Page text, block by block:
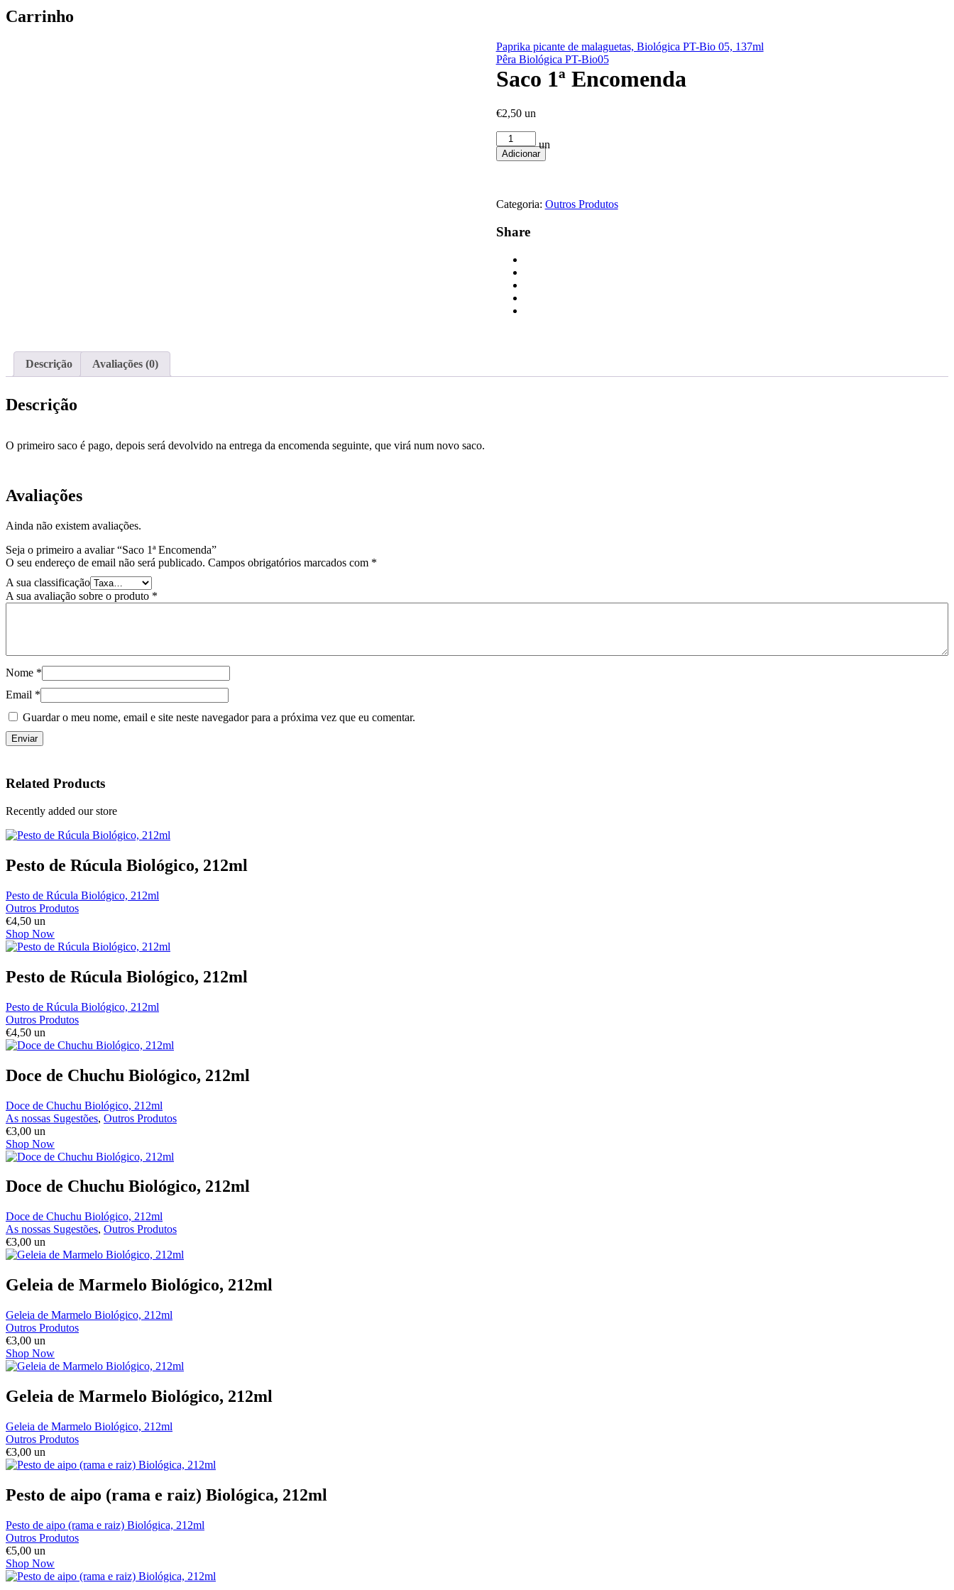
Carrinho
Paprika picante de malaguetas, Biológica PT-Bio 05, 137ml
Pêra Biológica PT-Bio05
Saco 1ª Encomenda
€2,50 un
Quantidade
de
Saco
un
Adicionar
Categoria: Outros Produtos
Share
Descrição Avaliações (0)
Descrição
O primeiro saco é pago, depois será devolvido na entrega da encomenda seguinte, que virá num novo saco.
Avaliações
Ainda não existem avaliações.
Seja o primeiro a avaliar “Saco 1ª Encomenda”
O seu endereço de email não será publicado. Campos obrigatórios marcados com *
A sua classificação
A sua avaliação sobre o produto *
Nome *
Email *
Guardar o meu nome, email e site neste navegador para a próxima vez que eu comentar.
Related Products
Recently added our store
Pesto de Rúcula Biológico, 212ml
Pesto de Rúcula Biológico, 212ml
Outros Produtos
€4,50 un
Shop Now
Pesto de Rúcula Biológico, 212ml
Pesto de Rúcula Biológico, 212ml
Outros Produtos
€4,50 un
Doce de Chuchu Biológico, 212ml
Doce de Chuchu Biológico, 212ml
As nossas Sugestões, Outros Produtos
€3,00 un
Shop Now
Doce de Chuchu Biológico, 212ml
Doce de Chuchu Biológico, 212ml
As nossas Sugestões, Outros Produtos
€3,00 un
Geleia de Marmelo Biológico, 212ml
Geleia de Marmelo Biológico, 212ml
Outros Produtos
€3,00 un
Shop Now
Geleia de Marmelo Biológico, 212ml
Geleia de Marmelo Biológico, 212ml
Outros Produtos
€3,00 un
Pesto de aipo (rama e raiz) Biológica, 212ml
Pesto de aipo (rama e raiz) Biológica, 212ml
Outros Produtos
€5,00 un
Shop Now